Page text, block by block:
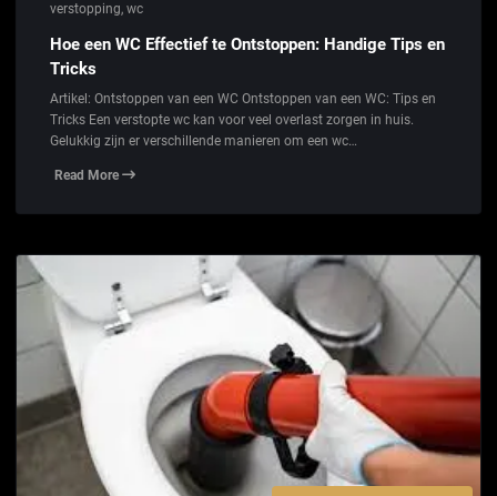
verstopping, wc
Hoe een WC Effectief te Ontstoppen: Handige Tips en
Tricks
Artikel: Ontstoppen van een WC Ontstoppen van een WC: Tips en
Tricks Een verstopte wc kan voor veel overlast zorgen in huis.
Gelukkig zijn er verschillende manieren om een wc…
Read More